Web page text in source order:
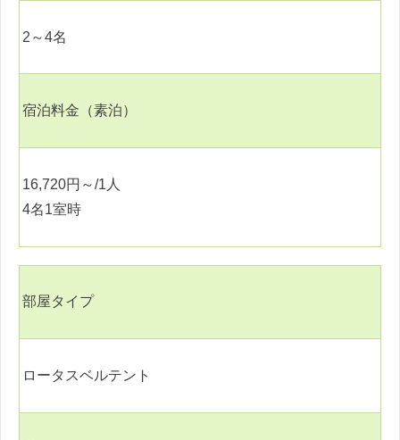
2 ～4名
宿泊料金（素泊）
16,720円～/1 人
4名1室時
部屋タイプ
ロータスベルテント